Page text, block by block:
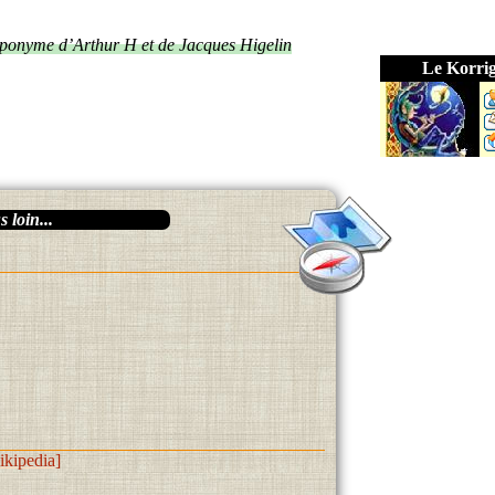
d’Arthur H et de Jacques Higelin
Le
loin...